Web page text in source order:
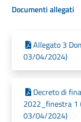
Documenti allegati
Allegato 3
03/04/2024)
Decreto di
2022_finestra 1
03/04/2024)